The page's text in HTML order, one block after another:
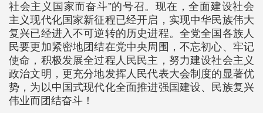
社会主义国家而奋斗”的号召。现在，全面建设社会
主义现代化国家新征程已经开启，实现中华民族伟大
复兴已经进入不可逆转的历史进程。全党全国各族人
民要更加紧密地团结在党中央周围，不忘初心、牢记
使命，积极发展全过程人民民主，努力建设社会主义
政治文明，更充分地发挥人民代表大会制度的显著优
势，为以中国式现代化全面推进强国建设、民族复兴
伟业而团结奋斗！